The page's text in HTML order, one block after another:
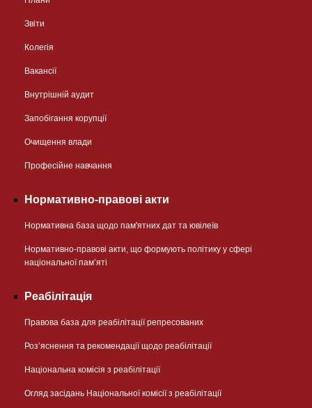
Звіти
Колегія
Вакансії
Внутрішній аудит
Запобігання корупції
Очищення влади
Професійне навчання
Нормативно-правові акти
Нормативна база щодо пам'ятних дат та ювілеїв
Нормативно-правові акти, що формують політику у сфері
національної памʼяті
Реабілітація
Правова база для реабілітації репресованих
Розʼяснення та рекомендації щодо реабілітації
Національна комісія з реабілітації
Огляд засідань Національної комісії з реабілітації